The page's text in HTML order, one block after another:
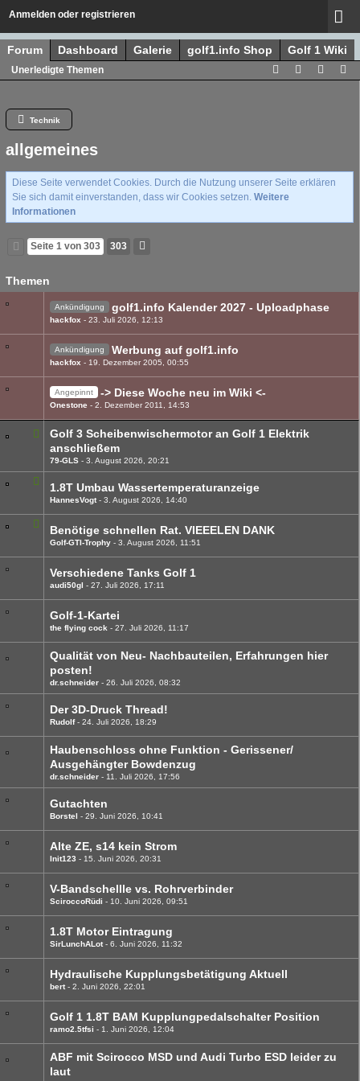
Anmelden oder registrieren
Forum Dashboard Galerie golf1.info Shop Golf 1 Wiki
Unerledigte Themen
Technik
allgemeines
Diese Seite verwendet Cookies. Durch die Nutzung unserer Seite erklären
Sie sich damit einverstanden, dass wir Cookies setzen. Weitere
Informationen
Seite 1 von 303 303
Themen
Ankündigung golf1.info Kalender 2027 - Uploadphase
hackfox 23. Juli 2026, 12:13
Ankündigung Werbung auf golf1.info
hackfox 19. Dezember 2005, 00:55
Angepinnt -> Diese Woche neu im Wiki <-
Onestone 2. Dezember 2011, 14:53
Golf 3 Scheibenwischermotor an Golf 1 Elektrik
anschließem
79-GLS 3. August 2026, 20:21
1.8T Umbau Wassertemperaturanzeige
HannesVogt 3. August 2026, 14:40
Benötige schnellen Rat. VIEEELEN DANK
Golf-GTI-Trophy 3. August 2026, 11:51
Verschiedene Tanks Golf 1
audi50gl 27. Juli 2026, 17:11
Golf-1-Kartei
the flying cock 27. Juli 2026, 11:17
Qualität von Neu- Nachbauteilen, Erfahrungen hier
posten!
dr.schneider 26. Juli 2026, 08:32
Der 3D-Druck Thread!
Rudolf 24. Juli 2026, 18:29
Haubenschloss ohne Funktion - Gerissener/
Ausgehängter Bowdenzug
dr.schneider 11. Juli 2026, 17:56
Gutachten
Borstel 29. Juni 2026, 10:41
Alte ZE, s14 kein Strom
Init123 15. Juni 2026, 20:31
V-Bandschellle vs. Rohrverbinder
SciroccoRüdi 10. Juni 2026, 09:51
1.8T Motor Eintragung
SirLunchALot 6. Juni 2026, 11:32
Hydraulische Kupplungsbetätigung Aktuell
bert 2. Juni 2026, 22:01
Golf 1 1.8T BAM Kupplungpedalschalter Position
ramo2.5tfsi 1. Juni 2026, 12:04
ABF mit Scirocco MSD und Audi Turbo ESD leider zu
laut